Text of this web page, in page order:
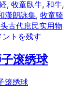
, 牧童臥牛, 和牛,
漢朗詠集, 牧童骑
古代庶民实用物
ントを残す
滚绣球
滚绣球